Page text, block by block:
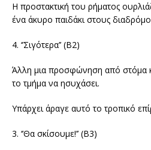
Η προστακτική του ρήματος
ένα άκυρο παιδάκι στους
4. ‘’Σιγότερα’’ (Β2)
Άλλη μια προσφώνηση από στόμα
το τμήμα να ησυχάσει.
Υπάρχει άραγε αυτό το τροπικό
3. ‘’Θα σκίσουμε!’’ (Β3)